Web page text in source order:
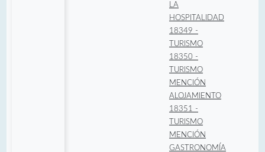
LA
HOSPITALIDAD
18349 -
TURISMO
18350 -
TURISMO
MENCIÓN
ALOJAMIENTO
18351 -
TURISMO
MENCIÓN
GASTRONOMÍA